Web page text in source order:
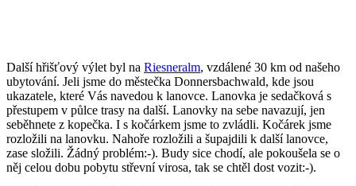
Další hřišťový výlet byl na Riesneralm, vzdálené 30 km od našeho
ubytování. Jeli jsme do městečka Donnersbachwald, kde jsou
ukazatele, které Vás navedou k lanovce. Lanovka je sedačková s
přestupem v půlce trasy na další. Lanovky na sebe navazují, jen
seběhnete z kopečka. I s kočárkem jsme to zvládli. Kočárek jsme
rozložili na lanovku. Nahoře rozložili a šupajdili k další lanovce,
zase složili. Žádný problém:-). Budy sice chodí, ale pokoušela se o
něj celou dobu pobytu střevní virosa, tak se chtěl dost vozit:-).